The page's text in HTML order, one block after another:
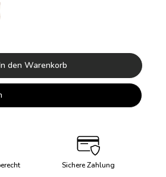
den Warenkorb
Sichere Zahlung